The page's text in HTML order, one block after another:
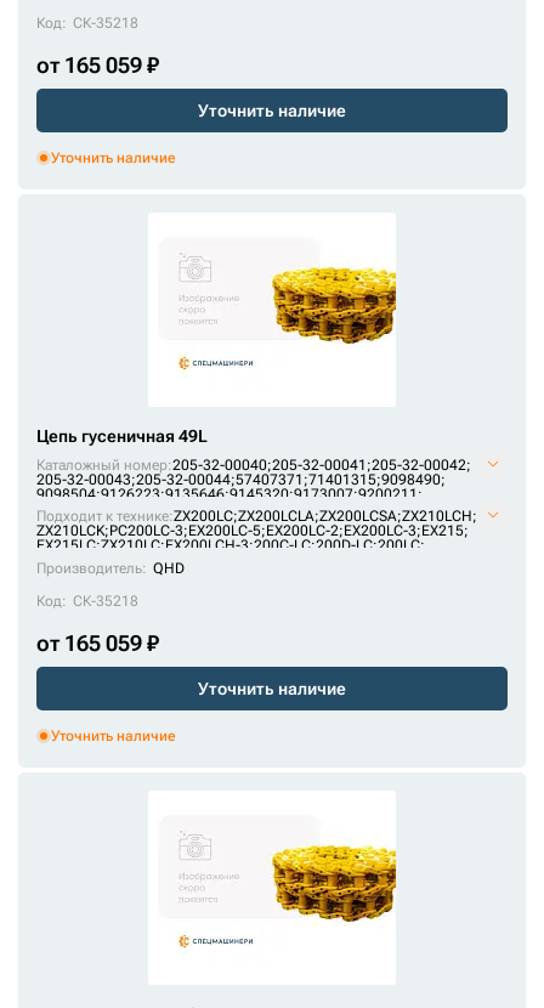
Код: СК-35218
от 165 059 ₽
Уточнить наличие
Уточнить наличие
Цепь гусеничная 49L
Каталожный номер:205-32-00040;205-32-00041;205-32-00042;
205-32-00043;205-32-00044;57407371;71401315;9098490;
9098504;9126223;9135646;9145320;9173007;9200211;
AT214386;
E1569801M00049;F2242367;H2542312;JRA0417;
KM1170/49;KM64/49;P2242367F;P2542312H;SI718/49;
U10246/49;VE15690849;VKM1170/49HDV;X2442345;ZKI2242367
Подходит к технике:ZX200LC;ZX200LCLA;ZX200LCSA;ZX210LCH;
ZX210LCK;PC200LC-3;EX200LC-5;EX200LC-2;EX200LC-3;EX215;
EX215LC;ZX210LC;EX200LCH-3;200C-LC;200D-LC;200LC;
PC180LLC-3
MS230LC-3
Производитель: QHD
Код: СК-35218
от 165 059 ₽
Уточнить наличие
Уточнить наличие